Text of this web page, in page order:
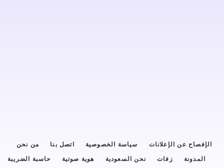
الإفصاح عن الإعلانات سياسة الخصوصية اتصل بنا
من نحن
المدونة
زفات نحن السعودية هوية صوتية حاسبة الضريبة